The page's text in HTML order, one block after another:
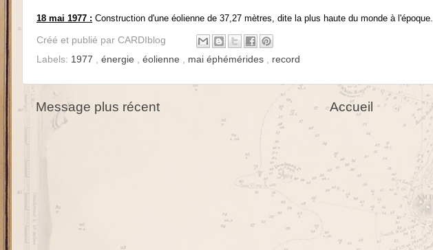
18 mai 1977 : Construction d'une éolienne de 37,27 mètres, dite la plus haute du monde à l'époque.
Créé et publié par CARDIblog
Labels: 1977 énergie éolienne mai éphémérides record
Message plus récent Accueil